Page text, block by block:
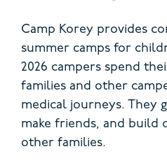
Camp Korey provides
summer camps for
2026 campers spend
families and other
medical journeys. They
make friends, and build
other families.